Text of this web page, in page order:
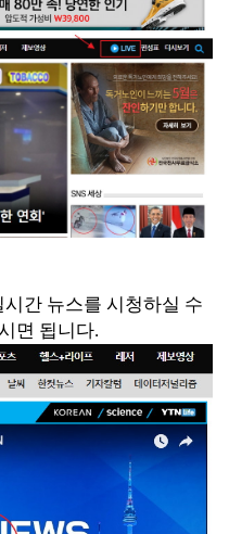
간 뉴스를 시청하실 수
면 됩니다.